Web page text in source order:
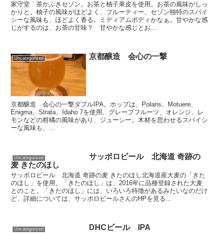
家守堂 茶かぶきセゾン。お茶と柚子果皮を使用。お茶の風味がしっ
かりと。柚子の風味がほどよく、フルーティー。セゾン独特のスパイ
シーな風味も、ほどよく香る。ミディアムボディかなぁ。甘やかな感
じがするのは、お茶の甘味？ 甘やかな感じとお...
Uncategorized 京都醸造 会心の一撃
京都醸造 会心の一撃ダブルIPA。ホップは、Polaris、Motuere、
Enigma、Strata、Idaho 7を使用。グレープフルーツ、オレンジ、レ
モンなどの柑橘の風味があり、ジューシー。木材を思わせるスパイシ
ーな風味も、...
Uncategorized
サッポロビール 北海道 奇跡の
麦 きたのほし
サッポロビール 北海道 奇跡の麦 きたのほし北海道産大麦の「きた
のほし」を使用。「きたのほし」は、2016年に品種登録された大麦
とのこと。「きたのほし」には、いろいろ特徴があるみたいなのだけ
ど、詳細については、サッポロビールさんのHPを見る...
Uncategorized DHCビール IPA